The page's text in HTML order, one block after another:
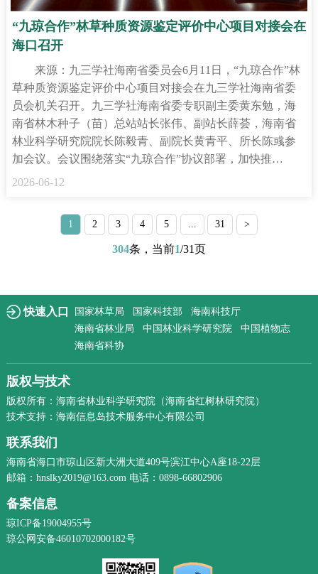
“九琼合作”林草种质资源鉴定评价中心项目对接会在
海口召开
来源：九三学社海南省委员会6月11日，“九琼合作”林
草种质资源鉴定评价中心项目对接会在九三学社海南省委
员会机关召开。九三学社海南省委专职副主委黄东勉，海
南省林木种子（苗）总站站长张伟、副站长薛荟，海南省
林业科学研究院院长陈毅青、副院长黄青平、所长陈彧参
加会议。会议围绕落实“九琼合作”协议部署，加快推…
2026-06-12
1 2 3 4 5 ... 31 >
304条，当前1/31页
快速入口 国家林草局 国家科技部
海南科技厅
海南省林业局
中国林业科学研究院
中国植物志
海南省科协
版权与技术
版权所有：海南省林业科学研究院（海南省红树林研究院）
技术支持：海南信息岛技术服务中心有限公司
联系我们
海南省海口市琼山区新大洲大道409号滨江中心A座18-22层
邮箱：hnslky2019@163.com 电话：0898-66802906
备案信息
琼ICP备19004955号
琼公网安备46010702000182号